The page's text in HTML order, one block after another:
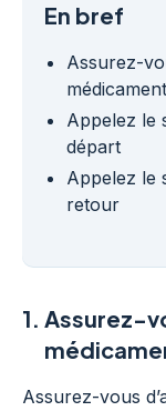
En bref
Assurez-
Appelez le
départ
Appelez le
retour
1. Assurez-
Assurez-vous